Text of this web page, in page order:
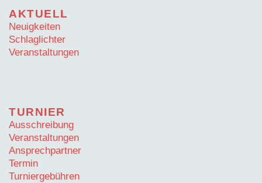
AKTUELL
Neuigkeiten
Schlaglichter
Veranstaltungen
TURNIER
Ausschreibung
Veranstaltungen
Ansprechpartner
Termin
Turniergebühren